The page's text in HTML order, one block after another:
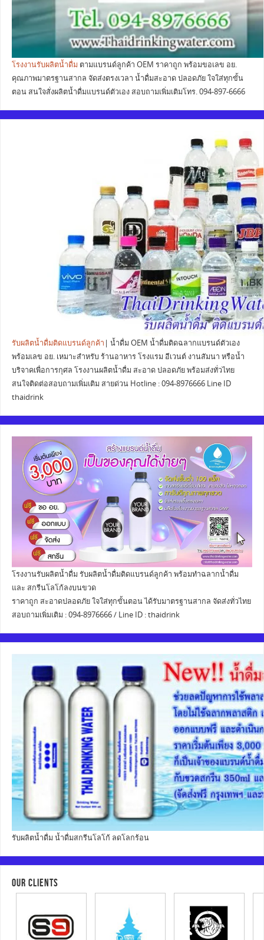
โรงงานรับผลิตน้ำดื่ม ตามแบรนด์ลูกค้า OEM ราคาถูก พร้อมขอเลข อย.
คุณภาพมาตรฐานสากล จัดส่งตรงเวลา น้ำดื่มสะอาด ปลอดภัย ใจใส่ทุกขั้น
ตอน สนใจสั่งผลิตน้ำดื่มแบรนด์ตัวเอง สอบถามเพิ่มเติมโทร. 094-897-6666
รับผลิตน้ำดื่มติดแบรนด์ลูกค้า | น้ำดื่ม OEM น้ำดื่มติดฉลากแบรนด์ตัวเอง
พร้อมเลข อย. เหมาะสำหรับ ร้านอาหาร โรงแรม อีเวนต์ งานสัมนา หรือน้ำ
บริจาคเพื่อการกุศล โรงงานผลิตน้ำดื่ม สะอาด ปลอดภัย พร้อมส่งทั่วไทย
สนใจติดต่อสอบถามเพิ่มเติม สายด่วน Hotline : 094-8976666 Line ID
thaidrink
โรงงานรับผลิตน้ำดื่ม รับผลิตน้ำดื่มติดแบรนด์ลูกค้า พร้อมทำฉลากน้ำดื่ม
และ สกรีนโลโก้ลงบนขวด
ราคาถูก สะอาดปลอดภัย ใจใส่ทุกขั้นตอน ได้รับมาตรฐานสากล จัดส่งทั่วไทย
สอบถามเพิ่มเติม : 094-8976666 / Line ID : thaidrink
รับผลิตน้ำดื่ม น้ำดื่มสกรีนโลโก้ ลดโลกร้อน
OUR CLIENTS